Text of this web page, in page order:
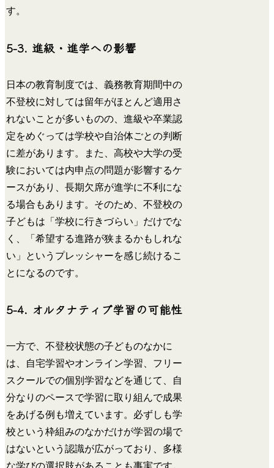
す。
5-3. 進級・進学への影響
日本の教育制度では、義務教育期間中の
不登校に対しては留年がほとんど適用さ
れないことが多いものの、進級や卒業認
定をめぐっては学校や自治体ごとの判断
に差があります。また、高校や大学の受
験においては内申点の問題が影響するケ
ースがあり、長期欠席が進学に不利にな
る場合もあります。そのため、不登校の
子どもは「学校に行きづらい」だけでな
く、「希望する進路が狭まるかもしれな
い」というプレッシャーを感じ続けるこ
とになるのです。
5-4. オルタナティブ学習の可能性
一方で、不登校状態の子どものなかに
は、自宅学習やオンライン学習、フリー
スクールでの個別学習などを通じて、自
分なりのペースで学習に取り組んで成果
をあげる例も増えています。必ずしも学
校という枠組みのなかだけが学習の場で
はないという認識が広がっており、多様
な学びの選択肢があることも事実です。